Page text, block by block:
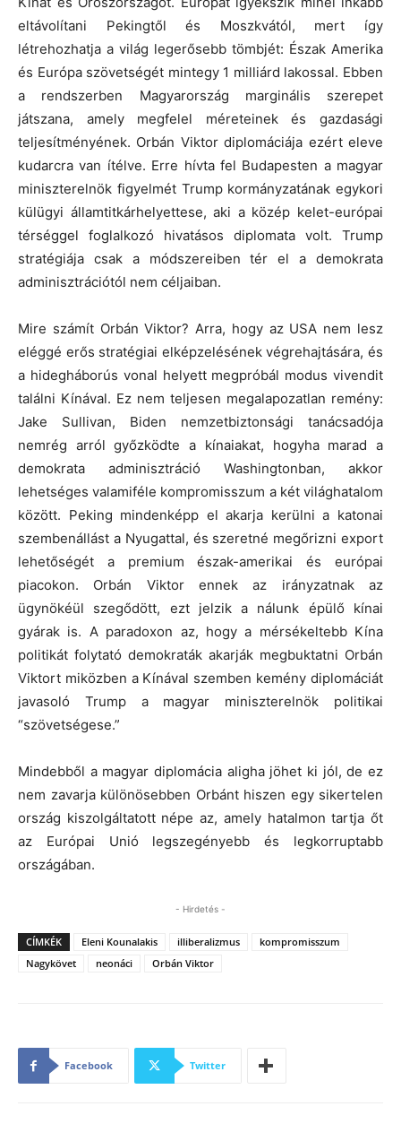
eltávolítani Pekingtől és Moszkvától, mert így
létrehozhatja a világ legerősebb tömbjét: Észak Amerika
és Európa szövetségét mintegy 1 milliárd lakossal. Ebben
a rendszerben Magyarország marginális szerepet
játszana, amely megfelel méreteinek és gazdasági
teljesítményének. Orbán Viktor diplomáciája ezért eleve
kudarcra van ítélve. Erre hívta fel Budapesten a magyar
miniszterelnök figyelmét Trump kormányzatának egykori
külügyi államtitkárhelyettese, aki a közép kelet-európai
térséggel foglalkozó hivatásos diplomata volt. Trump
stratégiája csak a módszereiben tér el a demokrata
adminisztrációtól nem céljaiban.
Mire számít Orbán Viktor? Arra, hogy az USA nem lesz
eléggé erős stratégiai elképzelésének végrehajtására, és
a hidegháborús vonal helyett megpróbál modus vivendit
találni Kínával. Ez nem teljesen megalapozatlan remény:
Jake Sullivan, Biden nemzetbiztonsági tanácsadója
nemrég arról győzködte a kínaiakat, hogyha marad a
demokrata adminisztráció Washingtonban, akkor
lehetséges valamiféle kompromisszum a két világhatalom
között. Peking mindenképp el akarja kerülni a katonai
szembenállást a Nyugattal, és szeretné megőrizni export
lehetőségét a premium észak-amerikai és európai
piacokon. Orbán Viktor ennek az irányzatnak az
ügynökéül szegődött, ezt jelzik a nálunk épülő kínai
gyárak is. A paradoxon az, hogy a mérsékeltebb Kína
politikát folytató demokraták akarják megbuktatni Orbán
Viktort miközben a Kínával szemben kemény diplomáciát
javasoló Trump a magyar miniszterelnök politikai
“szövetségese.”
Mindebből a magyar diplomácia aligha jöhet ki jól, de ez
nem zavarja különösebben Orbánt hiszen egy sikertelen
ország kiszolgáltatott népe az, amely hatalmon tartja őt
az Európai Unió legszegényebb és legkorruptabb
országában.
- Hirdetés -
CÍMKÉK Eleni Kounalakis illiberalizmus
kompromisszum
Nagykövet
neonáci Orbán Viktor
Facebook Twitter